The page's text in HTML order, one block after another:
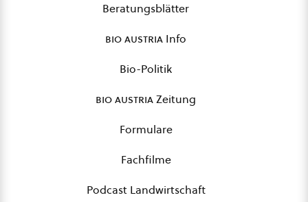
Beratungsblätter
bio austria Info
Bio-Politik
bio austriaZeitung
Formulare
Fachfilme
Podcast Landwirtschaft